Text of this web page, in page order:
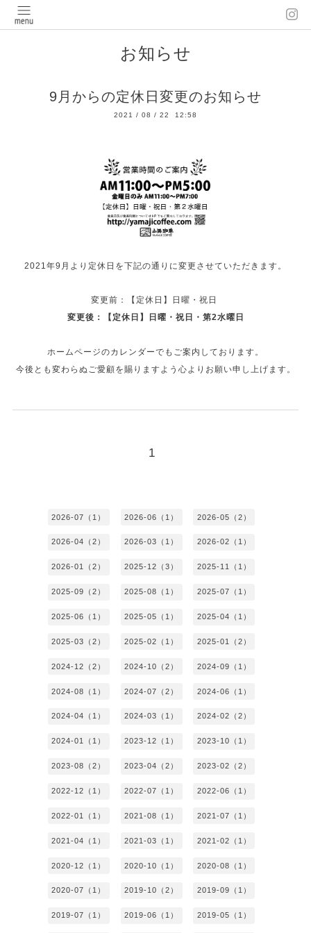
お知らせ
9月からの定休日変更のお知らせ
2021 / 08 / 22 12:58
2021年9月より定休日を下記の通りに変更させていただきます。
変更前：【定休日】日曜・祝日
変更後：【定休日】日曜・祝日・第2水曜日
ホームページのカレンダーでもご案内しております。
今後とも変わらぬご愛顧を賜りますよう心よりお願い申し上げます。
1
2026-07（1） 2026-06（1） 2026-05（2）
2026-04（2） 2026-03（1） 2026-02（1）
2026-01（2） 2025-12（3） 2025-11（1）
2025-09（2） 2025-08（1） 2025-07（1）
2025-06（1） 2025-05（1） 2025-04（1）
2025-03（2） 2025-02（1） 2025-01（2）
2024-12（2） 2024-10（2） 2024-09（1）
2024-08（1） 2024-07（2） 2024-06（1）
2024-04（1） 2024-03（1） 2024-02（2）
2024-01（1） 2023-12（1） 2023-10（1）
2023-08（2） 2023-04（2） 2023-02（2）
2022-12（1） 2022-07（1） 2022-06（1）
2022-01（1） 2021-08（1） 2021-07（1）
2021-04（1） 2021-03（1） 2021-02（1）
2020-12（1） 2020-10（1） 2020-08（1）
2020-07（1） 2019-10（2） 2019-09（1）
2019-07（1） 2019-06（1） 2019-05（1）